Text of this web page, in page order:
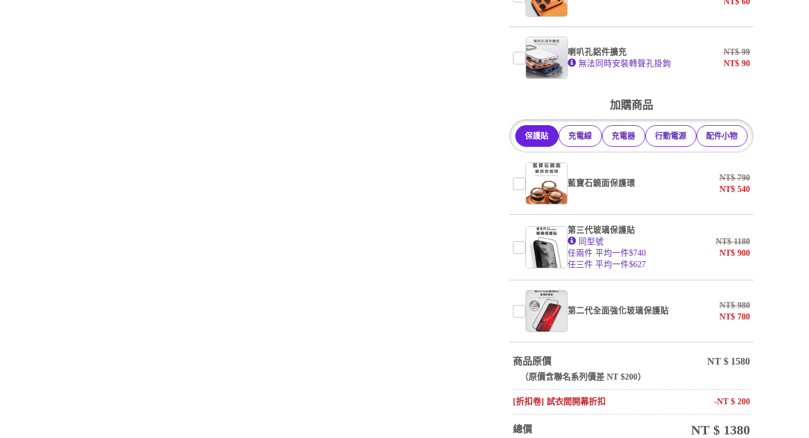
undefined / undefined
系列
喇叭孔鋁件擴充
無法同時安裝轉聲孔掛鉤
NT$99
NT$ 90
加購商品
保護貼 充電線 充電器 行動電源 配件小物
藍寶石鏡面保護環
NT$790
NT$ 540
第三代玻璃保護貼
同型號
任兩件 平均一件$740
任三件 平均一件$627
NT$1180
NT$ 900
第二代全面強化玻璃保護貼
NT$980
NT$ 700
商品原價 NT $ 1580
（原價含聯名系列 價差 NT $200）
[折扣卷] 試衣間開幕折扣 -NT $ 200
總價 NT $ 1380